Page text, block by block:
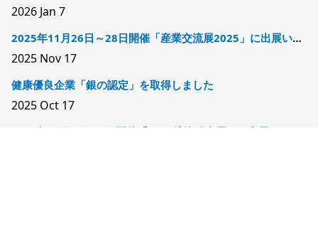
2026 Jan 7
2025年11月26日～28日開催「産業交流展2025」に出展いたします
2025 Nov 17
健康優良企業「銀の認定」を取得しました
2025 Oct 17